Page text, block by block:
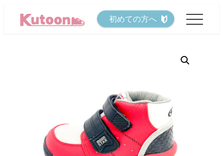
初めての方へ